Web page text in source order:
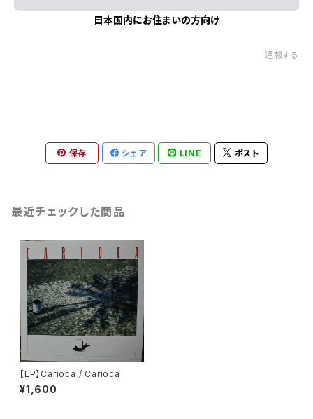
日本国内にお住まいの方向け
通報する
保存 シェア LINE ポスト
最近チェックした商品
【LP】Carioca / Carioca
¥1,600